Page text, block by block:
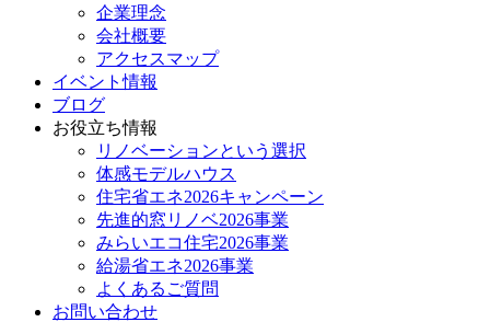
企業理念
会社概要
アクセスマップ
イベント情報
ブログ
お役立ち情報
リノベーションという選択
体感モデルハウス
住宅省エネ2026キャンペーン
先進的窓リノベ2026事業
みらいエコ住宅2026事業
給湯省エネ2026事業
よくあるご質問
お問い合わせ